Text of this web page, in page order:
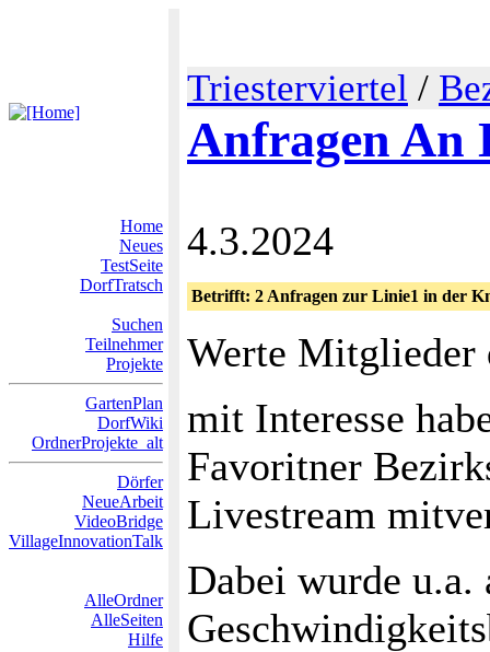
Triesterviertel /
Anfragen An
Home
Neues
TestSeite
DorfTratsch
Suchen
Teilnehmer
Projekte
GartenPlan
DorfWiki
OrdnerProjekte_alt
Dörfer
NeueArbeit
VideoBridge
VillageInnovationTalk
AlleOrdner
AlleSeiten
Hilfe
4.3.2024
Betrifft: 2 Anfragen zur Linie1 in der
Werte
mit Interesse
Favoritner
Livestream
Dabei wurde u.a.